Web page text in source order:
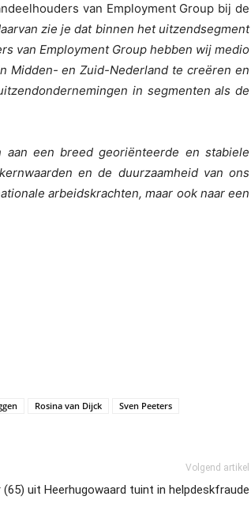
van Employment Group bij de
zie je dat binnen het uitzendsegment
van Employment Group hebben wij medio
Midden- en Zuid-Nederland te creëren en
in segmenten als de
een breed georiënteerde en stabiele
en de duurzaamheid van ons
arbeidskrachten, maar ook naar een
Rosina van Dijck
Sven Peeters
Volgend artikel
(65) uit Heerhugowaard tuint in helpdeskfraude